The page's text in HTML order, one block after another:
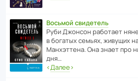
Восьмой свидетель
Руби Джонсон рабо­тает
в богатых семьях, живущих
Манх­эт­тена. Она знает про
дня…
‹Далее›